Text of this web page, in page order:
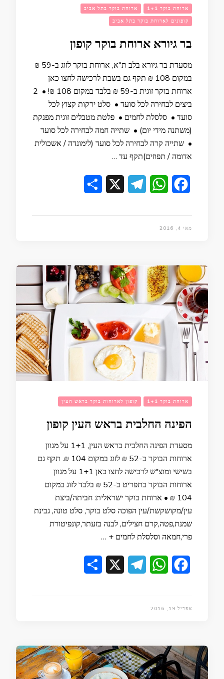
ארוחת בוקר 1+1
ארוחת בוקר בתל אביב
קופונים לארוחת בוקר בתל אביב
בר גיורא ארוחת בוקר קופון
מסעדת בר גיורא בלב ת"א, ארוחת בוקר לזוג ב-59 ₪
במקום 108 ₪ תקף גם בשבת לרכישה לחצו כאן
ארוחת בוקר זוגית ב-59 ₪ בלבד במקום 108 ₪! • 2
ביצים לבחירה לכל סועד • סלט ירקות קצוץ לכל
סועד • סלסלת לחמים • פלטת מטבלים זוגית מפנקת
(משתנה מידי יום) • שתייה חמה לבחירה לכל סועד
• שתייה קרה לבחירה לכל סועד (לימונדה / אשכולית
אדומה / תפוזים)תקף עד …
Facebook
WhatsApp
Telegram
מאי 4, 2016
ארוחת בוקר 1+1 קופון לארוחות בוקר בראש העין
הפינה החלבית בראש העין קופון
מסעדת הפינה החלבית בראש העין, 1+1 על מגוון
ארוחות הבוקר ב-52 ₪ לזוג במקום 104 ₪. תקף גם
בשישי ומוצ"ש לרכישה לחצו כאן 1+1 על מגוון
ארוחות הבוקר בתפריט ב-52 ₪ בלבד לזוג במקום
104 ₪ • ארוחת בוקר ישראלית: חביתה/ביצת
עין/מקושקשת/עין הפוכה סלט בוקר, סלט טונה, גבינת
שמנת,פטה,קרם חצילים, לבנה בזעתר,קונפיטורת
פרי,חמאה וסלסלת לחמים + …
Facebook
WhatsApp
Telegram
אפריל 19, 2016